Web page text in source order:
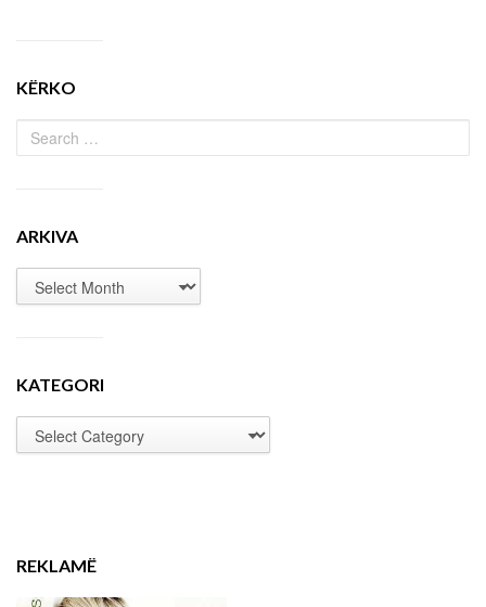
KËRKO
ARKIVA
KATEGORI
REKLAMË